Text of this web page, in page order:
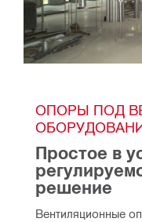
ОПОРЫ ПОД
Простое в
решение
Вентиляционные